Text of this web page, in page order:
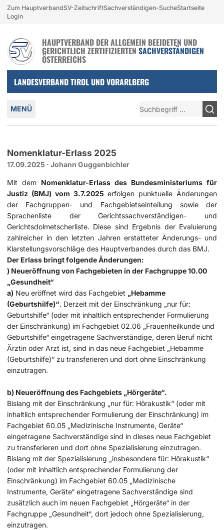
Zur Navigation springen
Zum Inhalt springen
Login und nützliche Links
Zum HauptverbandSV-ZeitschriftSachverständigen-SucheStartseite
Login
HAUPTVERBAND DER ALLGEMEIN BEEIDETEN UND
GERICHTLICH ZERTIFIZIERTEN SACHVERSTÄNDIGEN
ÖSTERREICHS
LANDESVERBAND TIROL UND VORARLBERG
Hauptmenü
MENÜ
Nomenklatur-Erlass 2025
17.09.2025 · Johann Guggenbichler
Mit dem Nomenklatur-Erlass des Bundesministeriums für
Justiz (BMJ) vom 3.7.2025 erfolgen punktuelle Änderungen
der Fachgruppen- und Fachgebietseinteilung sowie der
Sprachenliste der Gerichtssachverständigen- und
Gerichtsdolmetscherliste. Diese sind Ergebnis der Evaluierung
zahlreicher in den letzten Jahren erstatteter Änderungs- und
Klarstellungsvorschläge des Hauptverbandes durch das BMJ.
Der Erlass bringt folgende Änderungen:
) Neueröffnung von Fachgebieten in der Fachgruppe 10.00
„Gesundheit“
a) Neu eröffnet wird das Fachgebiet „Hebamme
(Geburtshilfe)“. Derzeit mit der Einschränkung „nur für:
Geburtshilfe“ (oder mit inhaltlich entsprechender Formulierung
der Einschränkung) im Fachgebiet 02.06 „Frauenheilkunde und
Geburtshilfe“ eingetragene Sachverständige, deren Beruf nicht
Ärztin oder Arzt ist, sind in das neue Fachgebiet „Hebamme
(Geburtshilfe)“ zu transferieren und dort ohne Einschränkung
einzutragen.
b) Neueröffnung des Fachgebiets „Hörgeräte“.
Bislang mit der Einschränkung „nur für: Hörakustik“ (oder mit
inhaltlich entsprechender Formulierung der Einschränkung) im
Fachgebiet 60.05 „Medizinische Instrumente, Geräte“
eingetragene Sachverständige sind in dieses neue Fachgebiet
zu transferieren und dort ohne Spezialisierung einzutragen.
Bislang mit der Spezialisierung „insbesondere für: Hörakustik“
(oder mit inhaltlich entsprechender Formulierung der
Einschränkung) im Fachgebiet 60.05 „Medizinische
Instrumente, Geräte“ eingetragene Sachverständige sind
zusätzlich auch im neuen Fachgebiet „Hörgeräte“ in der
Fachgruppe „Gesundheit“, dort jedoch ohne Spezialisierung,
einzutragen.